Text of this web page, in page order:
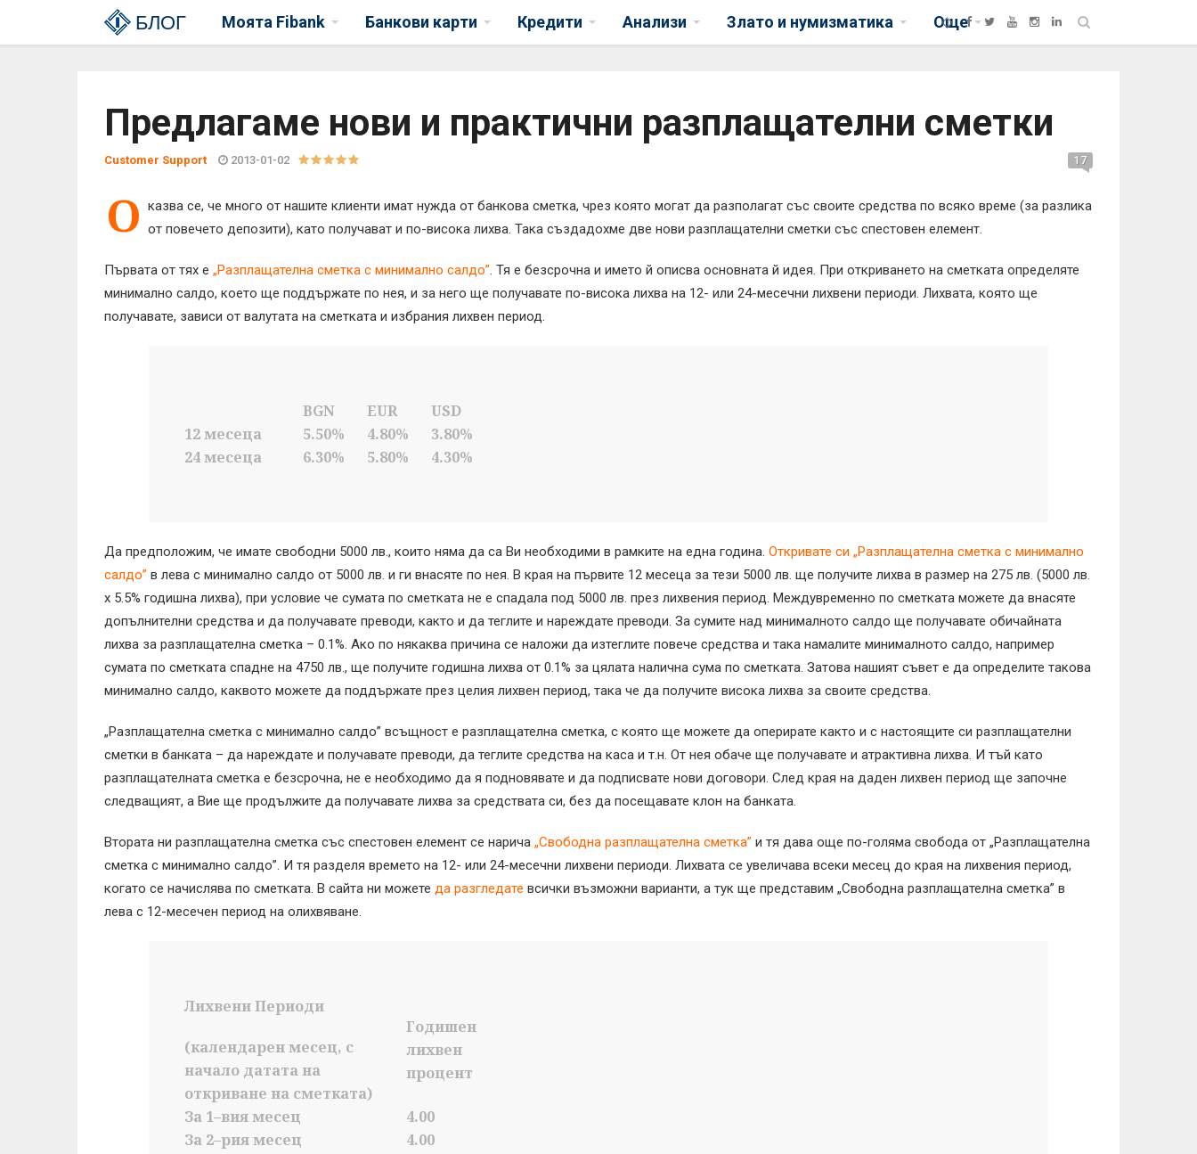
БЛОГ Моята Fibank Банкови карти Кредити Анализи Злато и нумизматика Още
Предлагаме нови и практични разплащателни сметки
Customer Support 2013-01-02 17
О казва се, че много от нашите клиенти имат нужда от банкова сметка, чрез която могат да разполагат със своите средства по всяко време (за разлика
от повечето депозити), като получават и по-висока лихва. Така създадохме две нови разплащателни сметки със спестовен елемент.
Първата от тях е „Разплащателна сметка с минимално салдо”. Тя е безсрочна и името й описва основната й идея. При откриването на сметката определяте
минимално салдо, което ще поддържате по нея, и за него ще получавате по-висока лихва на 12- или 24-месечни лихвени периоди. Лихвата, която ще
получавате, зависи от валутата на сметката и избрания лихвен период.
BGN EUR
USD
12 месеца
5.50% 4.80%
3.80%
24 месеца
6.30% 5.80% 4.30%
Да предположим, че имате свободни 5000 лв., които няма да са Ви необходими в рамките на една година. Откривате си „Разплащателна сметка с минимално
салдо” в лева с минимално салдо от 5000 лв. и ги внасяте по нея. В края на първите 12 месеца за тези 5000 лв. ще получите лихва в размер на 275 лв. (5000 лв.
x 5.5% годишна лихва), при условие че сумата по сметката не е спадала под 5000 лв. през лихвения период. Междувременно по сметката можете да внасяте
допълнителни средства и да получавате преводи, както и да теглите и нареждате преводи. За сумите над минималното салдо ще получавате обичайната
лихва за разплащателна сметка – 0.1%. Ако по някаква причина се наложи да изтеглите повече средства и така намалите минималното салдо, например
сумата по сметката спадне на 4750 лв., ще получите годишна лихва от 0.1% за цялата налична сума по сметката. Затова нашият съвет е да определите такова
минимално салдо, каквото можете да поддържате през целия лихвен период, така че да получите висока лихва за своите средства.
„Разплащателна сметка с минимално салдо” всъщност е разплащателна сметка, с която ще можете да оперирате както и с настоящите си разплащателни
сметки в банката – да нареждате и получавате преводи, да теглите средства на каса и т.н. От нея обаче ще получавате и атрактивна лихва. И тъй като
разплащателната сметка е безсрочна, не е необходимо да я подновявате и да подписвате нови договори. След края на даден лихвен период ще започне
следващият, а Вие ще продължите да получавате лихва за средствата си, без да посещавате клон на банката.
Втората ни разплащателна сметка със спестовен елемент се нарича „Свободна разплащателна сметка” и тя дава още по-голяма свобода от „Разплащателна
сметка с минимално салдо”. И тя разделя времето на 12- или 24-месечни лихвени периоди. Лихвата се увеличава всеки месец до края на лихвения период,
когато се начислява по сметката. В сайта ни можете да разгледате всички възможни варианти, а тук ще представим „Свободна разплащателна сметка” в
лева с 12-месечен период на олихвяване.
Лихвени Периоди
(календарен месец, с
начало датата на
откриване на сметката)
Годишен
лихвен
процент
За 1–вия месец
4.00
За 2–рия месец
4.00